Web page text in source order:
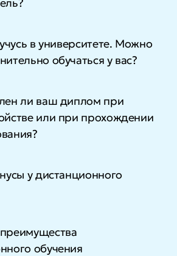
в университете. Можно
обучаться у вас?
ли ваш диплом при
или при прохождении
у дистанционного
обучения